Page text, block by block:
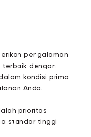
pengalaman
terbaik dengan
kondisi prima
Anda.
prioritas
standar tinggi